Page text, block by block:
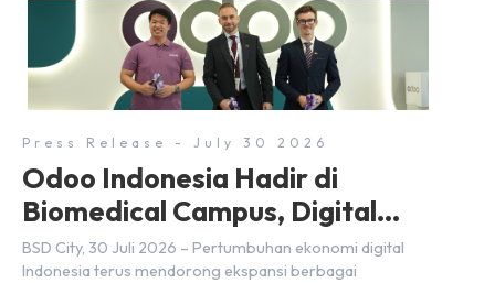
2030 atau setara dengan 600 ribu tenaga digital baru
setiap tahunnya untuk mendukung percepatan
transformasi digital di berbagai sektor strategis.
Kebutuhan tersebut menjadikan pengembangan sumber
daya […]
Press Release - July 30 2026
Odoo Indonesia Hadir di
Biomedical Campus, Digital
Hub, BSD City
BSD City, 30 Juli 2026 – Pertumbuhan ekonomi digital
Indonesia terus mendorong ekspansi berbagai